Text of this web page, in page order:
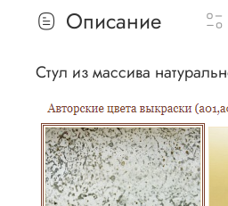
Описание
Стул из массива